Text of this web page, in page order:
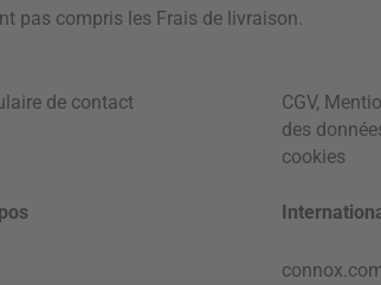
pas compris les Frais de livraison
de contact CGV,
des
cookies